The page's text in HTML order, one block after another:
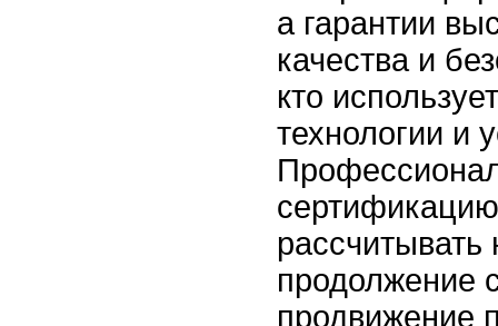
а гарантии
качества и
кто
технологии и
продолжение
продвижение